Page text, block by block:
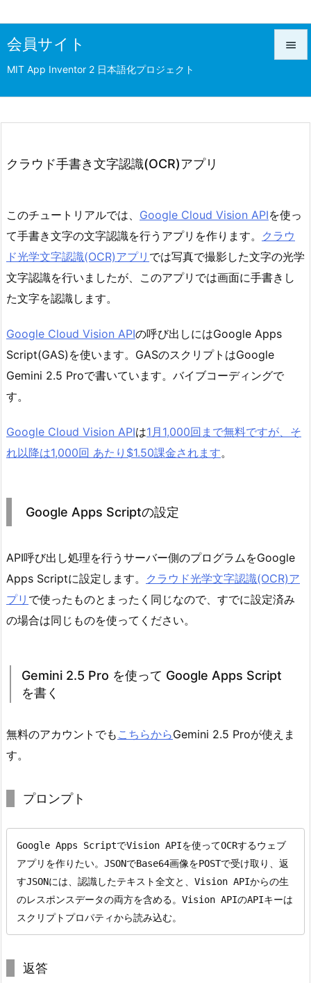
会員サイト
MIT App Inventor 2 日本語化プロジェクト

前へ
クラウド手書き文字認識(OCR)アプリ
このチュートリアルでは、 Google Cloud Vision APIを使っ
て手書き文字の文字認識を行うアプリを作ります。 クラウ
ド光学文字認識(OCR)アプリ では写真で撮影した文字の光学
文字認識を行いましたが、このアプリでは画面に手書きし
た文字を認識します。
Google Cloud Vision APIの呼び出しにはGoogle Apps
Script(GAS)を使います。GASのスクリプトはGoogle
Gemini 2.5 Proで書いています。バイブコーディングで
す。
Google Cloud Vision APIは1月1,000回まで無料ですが、そ
れ以降は1,000回 あたり$1.50課金されます。
Google Apps Scriptの設定
API呼び出し処理を行うサーバー側のプログラムをGoogle
Apps Scriptに設定します。 クラウド光学文字認識(OCR)ア
プリ で使ったものとまったく同じなので、すでに設定済み
の場合は同じものを使ってください。
Gemini 2.5 Pro を使って Google Apps Script
を書く
無料のアカウントでも こちらからGemini 2.5 Proが使えま
す。
プロンプト
Google Apps ScriptでVision APIを使ってOCRするウェブ
アプリを作りたい。JSONでBase64画像をPOSTで受け取り、返
すJSONには、認識したテキスト全文と、Vision APIからの生
のレスポンスデータの両方を含める。Vision APIのAPIキーは
スクリプトプロパティから読み込む。
返答